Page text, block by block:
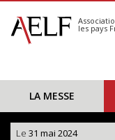
S'abonner
Calendrier
les pays
LA MESSE
Le 31 mai 2024